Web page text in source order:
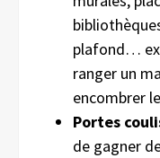
plafond…
ranger un
encombrer
Portes
de gagner